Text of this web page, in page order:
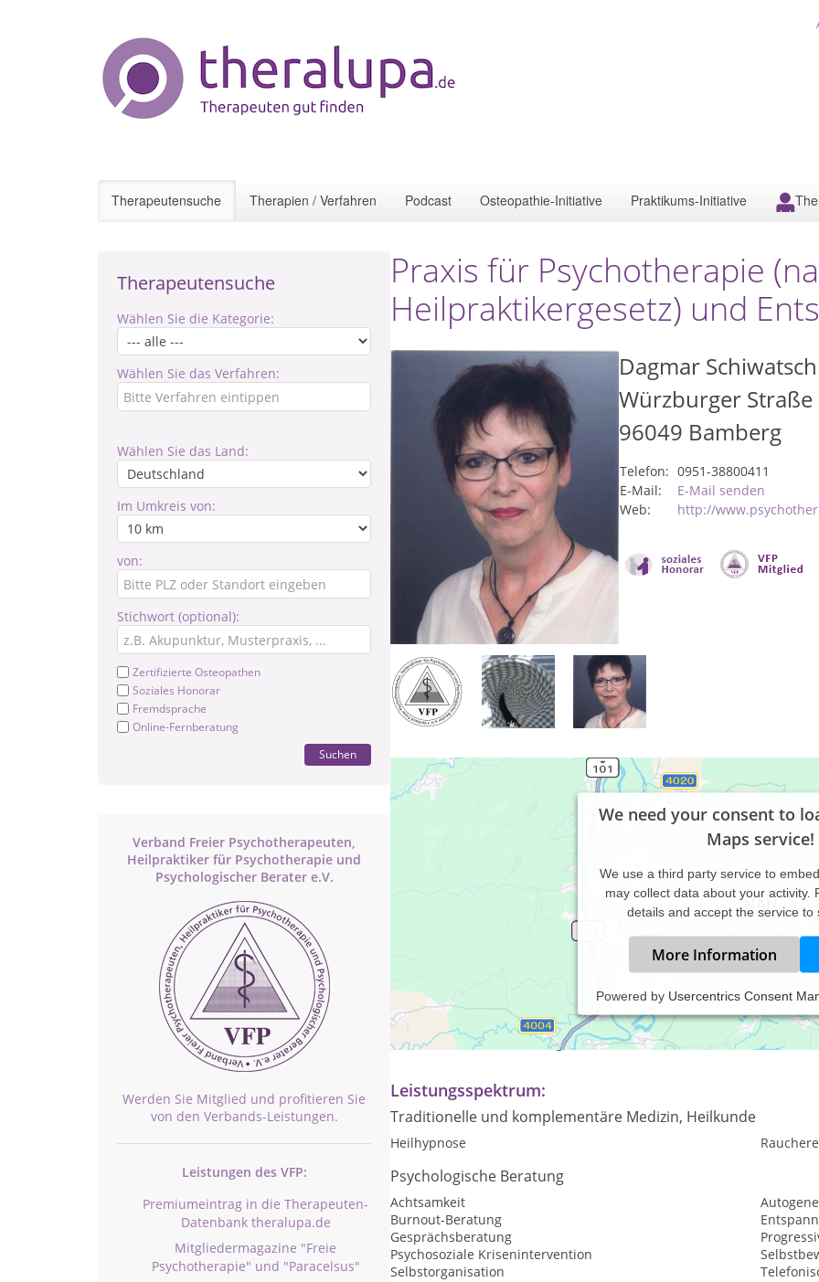
Therapeutensuche Therapien / Verfahren Podcast Osteopathie-Initiative Praktikums-Initiative
Therapeutensuche
Wählen Sie die Kategorie:
Wählen Sie das Verfahren:
Wählen Sie das Land:
Im Umkreis von:
von:
Stichwort (optional):
Zertifizierte Osteopathen
Soziales Honorar
Fremdsprache
Online-Fernberatung
Suchen
Verband Freier Psychotherapeuten,
Heilpraktiker für Psychotherapie und
Psychologischer Berater e.V.
Werden Sie Mitglied und profitieren Sie
von den Verbands-Leistungen.
Leistungen des VFP:
Premiumeintrag in die Therapeuten-
Datenbank theralupa.de
Mitgliedermagazine "Freie
Psychotherapie" und "Paracelsus"
Praxis für Psychotherapie
Heilpraktikergesetz) und
Dagmar Schiwatsch
Würzburger Straße
96049 Bamberg
Telefon: 0951-38800411
E-Mail:
E-Mail senden
Web:
http://
We need your consent to
Maps service!
We use a third party service to
may collect data about your activity.
details and accept the service to
More Information
Powered by Usercentrics Consent
Praxiszeiten:
Termine nach Vereinbarung
Leistungsspektrum:
Traditionelle und komplementäre Medizin, Heilkunde
Heilhypnose
Psychologische Beratung
Achtsamkeit
Burnout-Beratung
Gesprächsberatung
Psychosoziale Krisenintervention
Selbstorganisation